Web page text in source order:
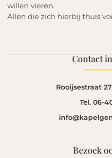
willen vieren.
Allen die zich hierbij thuis
Contact
Rooijsestraat
Tel. 06-
Bezoek